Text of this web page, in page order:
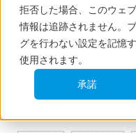
拒否した場合、このウェ
情報は追跡されません。
グを行わない設定を記憶
使用されます。
承諾
アナリスト・エ
年版＞
トップから新鋭まで
プロフィールや連絡